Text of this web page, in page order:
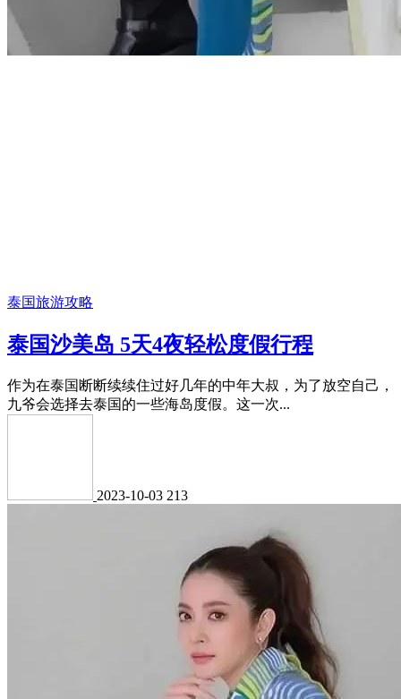
泰国旅游攻略
泰国沙美岛 5天4夜轻松度假行程
作为在泰国断断续续住过好几年的中年大叔，为了放空自己，
九爷会选择去泰国的一些海岛度假。这一次...
2023-10-03 213